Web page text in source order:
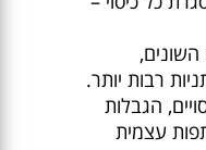
רבות יותר.
הגבלות
עצמית